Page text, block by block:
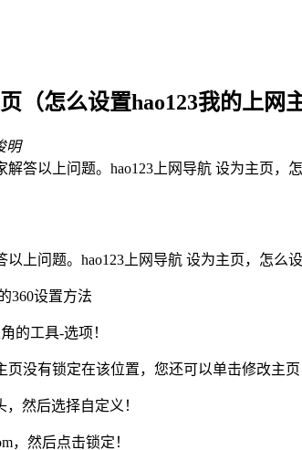
（怎么设置hao123我的上网
明
答以上问题。hao123上网导航 设为主页
上问题。hao123上网导航 设为主页，怎么
360设置方法
的工具-选项！
没有锁定在该位置，您还可以单击修改主页
然后选择自定义！
，然后点击锁定！